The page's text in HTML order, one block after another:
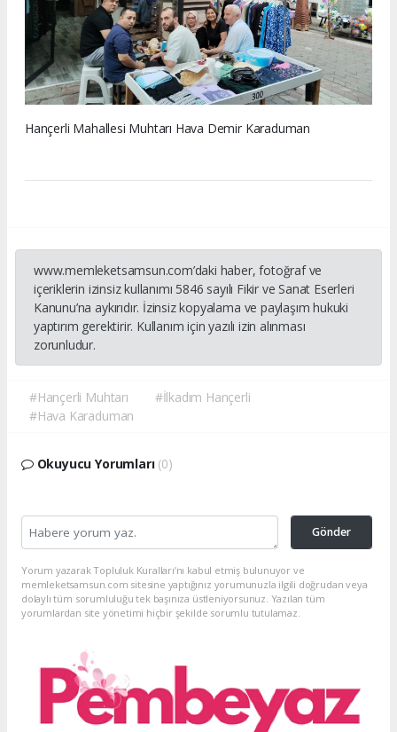
Hançerli Mahallesi Muhtarı Hava Demir Karaduman
www.memleketsamsun.com’daki haber, fotoğraf ve
içeriklerin izinsiz kullanımı 5846 sayılı Fikir ve Sanat Eserleri
Kanunu’na aykırıdır. İzinsiz kopyalama ve paylaşım hukuki
yaptırım gerektirir. Kullanım için yazılı izin alınması
zorunludur.
#Hançerli Muhtarı
#İlkadım Hançerli
#Hava Karaduman
Okuyucu Yorumları (0)
Gönder
Yorum yazarak Topluluk Kuralları’nı kabul etmiş bulunuyor ve
memleketsamsun.com sitesine yaptığınız yorumunuzla ilgili doğrudan veya
dolaylı tüm sorumluluğu tek başınıza üstleniyorsunuz. Yazılan tüm
yorumlardan site yönetimi hiçbir şekilde sorumlu tutulamaz.